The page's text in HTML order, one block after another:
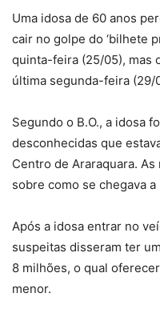
Uma idosa de 60 anos
cair no golpe do ‘bilhete
quinta-feira (25/05), mas
última segunda-feira (29/
Segundo o B.O., a idosa
desconhecidas que
Centro de Araraquara.
sobre como se chegava
Após a idosa entrar no
suspeitas disseram ter
8 milhões, o qual
menor.